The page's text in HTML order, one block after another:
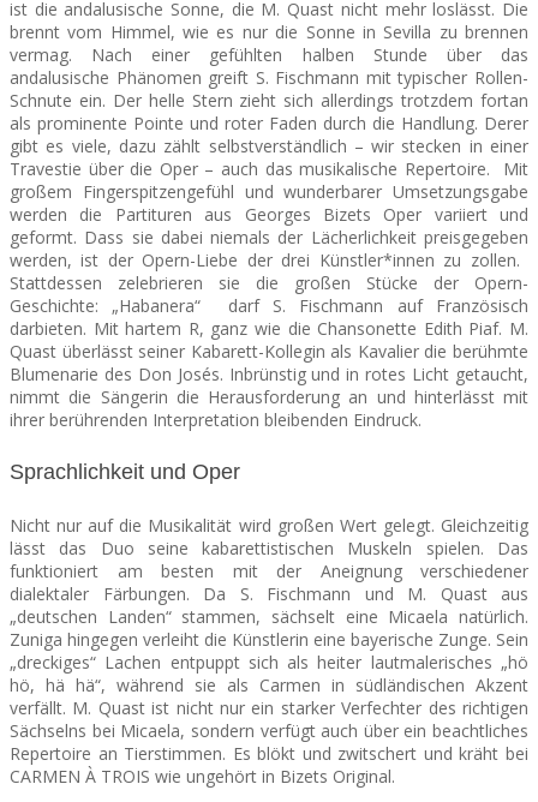
ist die andalusische Sonne, die M. Quast nicht mehr loslässt. Die
brennt vom Himmel, wie es nur die Sonne in Sevilla zu brennen
vermag. Nach einer gefühlten halben Stunde über das
andalusische Phänomen greift S. Fischmann mit typischer Rollen-
Schnute ein. Der helle Stern zieht sich allerdings trotzdem fortan
als prominente Pointe und roter Faden durch die Handlung. Derer
gibt es viele, dazu zählt selbstverständlich – wir stecken in einer
Travestie über die Oper – auch das musikalische Repertoire. Mit
großem Fingerspitzengefühl und wunderbarer Umsetzungsgabe
werden die Partituren aus Georges Bizets Oper variiert und
geformt. Dass sie dabei niemals der Lächerlichkeit preisgegeben
werden, ist der Opern-Liebe der drei Künstler*innen zu zollen.
Stattdessen zelebrieren sie die großen Stücke der Opern-
Geschichte: „Habanera“ darf S. Fischmann auf Französisch
darbieten. Mit hartem R, ganz wie die Chansonette Edith Piaf. M.
Quast überlässt seiner Kabarett-Kollegin als Kavalier die berühmte
Blumenarie des Don Josés. Inbrünstig und in rotes Licht getaucht,
nimmt die Sängerin die Herausforderung an und hinterlässt mit
ihrer berührenden Interpretation bleibenden Eindruck.
Sprachlichkeit und Oper
Nicht nur auf die Musikalität wird großen Wert gelegt. Gleichzeitig
lässt das Duo seine kabarettistischen Muskeln spielen. Das
funktioniert am besten mit der Aneignung verschiedener
dialektaler Färbungen. Da S. Fischmann und M. Quast aus
„deutschen Landen“ stammen, sächselt eine Micaela natürlich.
Zuniga hingegen verleiht die Künstlerin eine bayerische Zunge. Sein
„dreckiges“ Lachen entpuppt sich als heiter lautmalerisches „hö
hö, hä hä“, während sie als Carmen in südländischen Akzent
verfällt. M. Quast ist nicht nur ein starker Verfechter des richtigen
Sächselns bei Micaela, sondern verfügt auch über ein beachtliches
Repertoire an Tierstimmen. Es blökt und zwitschert und kräht bei
CARMEN À TROIS wie ungehört in Bizets Original.